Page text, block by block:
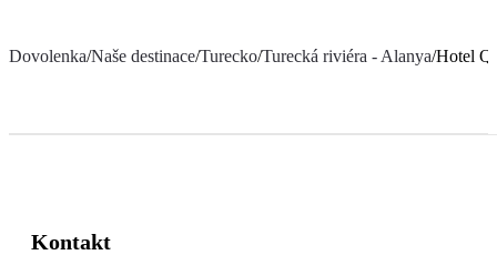
Dovolenka/Naše destinace/Turecko/Turecká riviéra - Alanya/Hotel Q
Kontakt